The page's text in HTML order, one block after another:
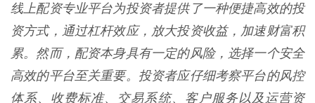
线上配资专业平台为投资者提供了一种便捷高效的投
资方式，通过杠杆效应，放大投资收益，加速财富积
累。然而，配资本身具有一定的风险，选择一个安全
高效的平台至关重要。投资者应仔细考察平台的风控
体系、收费标准、交易系统、客户服务以及运营资